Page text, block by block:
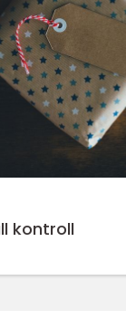
kontroll